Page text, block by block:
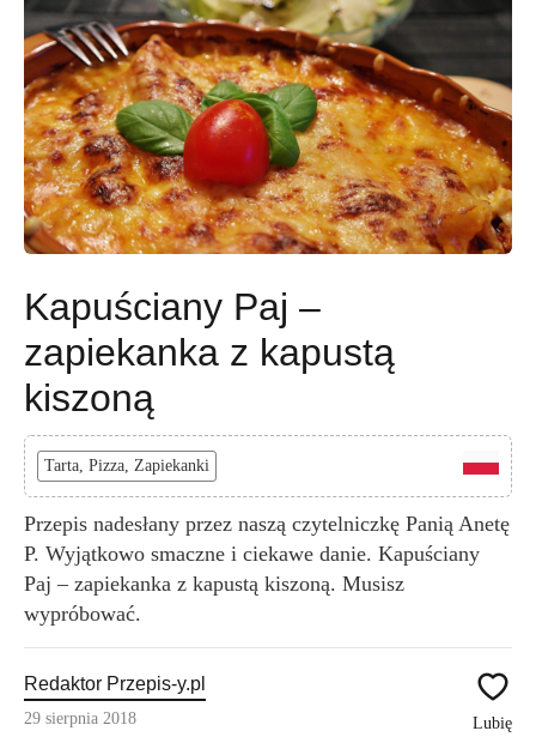
Kapuściany Paj –
zapiekanka z kapustą
kiszoną
Tarta, Pizza, Zapiekanki
Przepis nadesłany przez naszą czytelniczkę Panią Anetę
P. Wyjątkowo smaczne i ciekawe danie. Kapuściany
Paj – zapiekanka z kapustą kiszoną. Musisz
wypróbować.
Redaktor Przepis-y.pl
29 sierpnia 2018 Lubię